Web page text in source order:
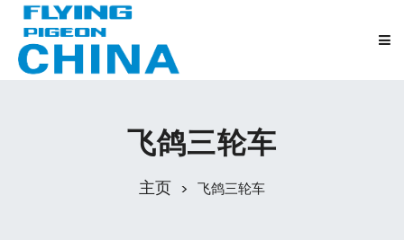
飞鸽三轮车
主页 飞鸽三轮车